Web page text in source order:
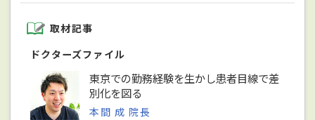
取材記事
ドクターズファイル
東京での勤務経験を生かし患者目線で差
別化を図る
本間 成 院長